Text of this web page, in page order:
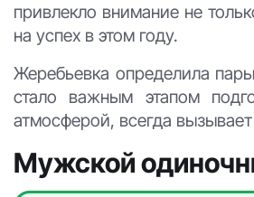
привлекло внимание не
на успех в этом году.
Жеребьевка определила
стало важным этапом
атмосферой, всегда
Мужской